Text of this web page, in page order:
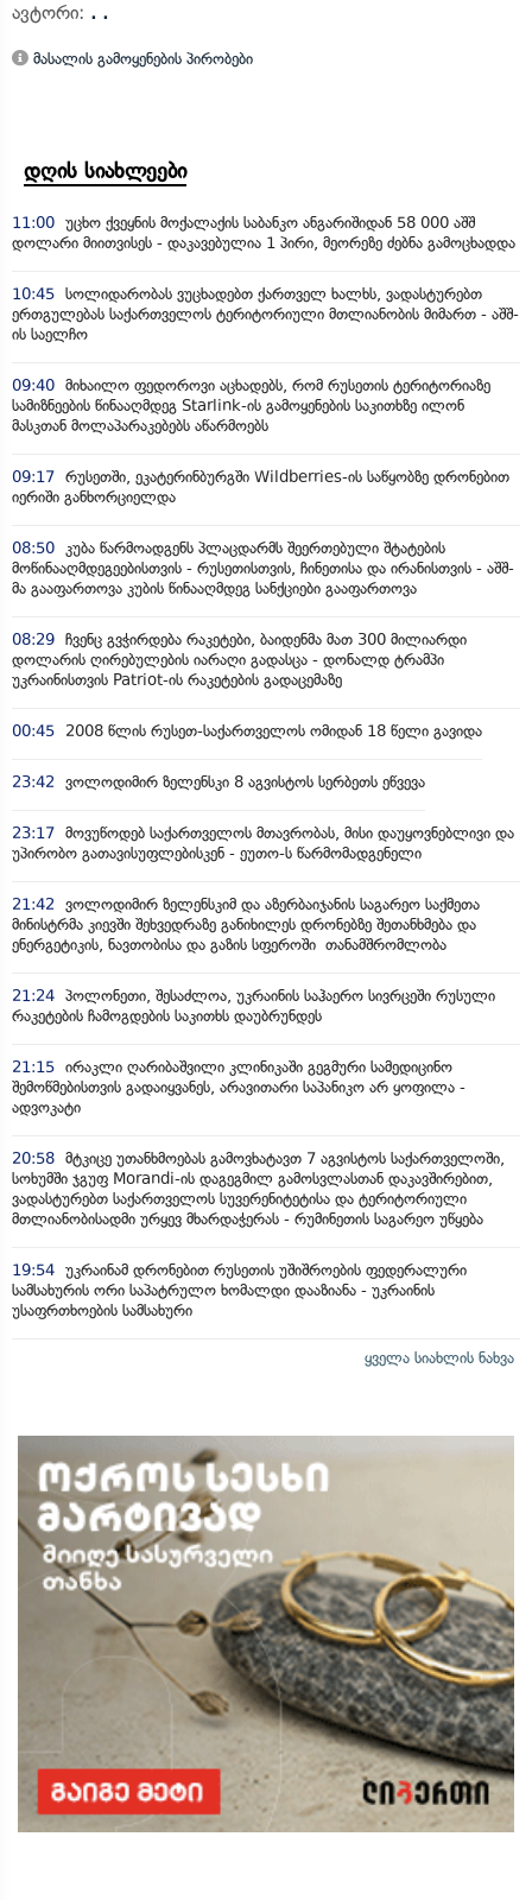
ავტორი: . .
მასალის გამოყენების პირობები
დღის სიახლეები
11:00 უცხო ქვეყნის მოქალაქის საბანკო ანგარიშიდან 58 000 აშშ
დოლარი მიითვისეს - დაკავებულია 1 პირი, მეორეზე ძებნა გამოცხადდა
10:45 სოლიდარობას ვუცხადებთ ქართველ ხალხს, ვადასტურებთ
ერთგულებას საქართველოს ტერიტორიული მთლიანობის მიმართ - აშშ-
ის საელჩო
09:40 მიხაილო ფედოროვი აცხადებს, რომ რუსეთის ტერიტორიაზე
სამიზნეების წინააღმდეგ Starlink-ის გამოყენების საკითხზე ილონ
მასკთან მოლაპარაკებებს აწარმოებს
09:17 რუსეთში, ეკატერინბურგში Wildberries-ის საწყობზე დრონებით
იერიში განხორციელდა
08:50 კუბა წარმოადგენს პლაცდარმს შეერთებული შტატების
მოწინააღმდეგეებისთვის - რუსეთისთვის, ჩინეთისა და ირანისთვის - აშშ-
მა გააფართოვა კუბის წინააღმდეგ სანქციები გააფართოვა
08:29 ჩვენც გვჭირდება რაკეტები, ბაიდენმა მათ 300 მილიარდი
დოლარის ღირებულების იარაღი გადასცა - დონალდ ტრამპი
უკრაინისთვის Patriot-ის რაკეტების გადაცემაზე
00:45 2008 წლის რუსეთ-საქართველოს ომიდან 18 წელი გავიდა
23:42 ვოლოდიმირ ზელენსკი 8 აგვისტოს სერბეთს ეწვევა
23:17 მოვუწოდებ საქართველოს მთავრობას, მისი დაუყოვნებლივი და
უპირობო გათავისუფლებისკენ - ეუთო-ს წარმომადგენელი
21:42 ვოლოდიმირ ზელენსკიმ და აზერბაიჯანის საგარეო საქმეთა
მინისტრმა კიევში შეხვედრაზე განიხილეს დრონებზე შეთანხმება და
ენერგეტიკის, ნავთობისა და გაზის სფეროში თანამშრომლობა
21:24 პოლონეთი, შესაძლოა, უკრაინის საჰაერო სივრცეში რუსული
რაკეტების ჩამოგდების საკითხს დაუბრუნდეს
21:15 ირაკლი ღარიბაშვილი კლინიკაში გეგმური სამედიცინო
შემოწმებისთვის გადაიყვანეს, არავითარი საპანიკო არ ყოფილა -
ადვოკატი
20:58 მტკიცე უთანხმოებას გამოვხატავთ 7 აგვისტოს საქართველოში,
სოხუმში ჯგუფ Morandi-ის დაგეგმილ გამოსვლასთან დაკავშირებით,
ვადასტურებთ საქართველოს სუვერენიტეტისა და ტერიტორიული
მთლიანობისადმი ურყევ მხარდაჭერას - რუმინეთის საგარეო უწყება
19:54 უკრაინამ დრონებით რუსეთის უშიშროების ფედერალური
სამსახურის ორი საპატრულო ხომალდი დააზიანა - უკრაინის
უსაფრთხოების სამსახური
ყველა სიახლის ნახვა